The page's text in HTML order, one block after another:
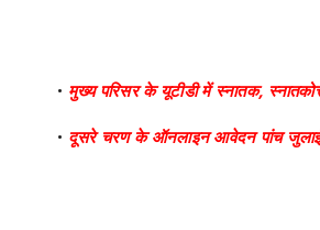
• मुख्य परिसर के यूटीडी में स्नातक,
• दूसरे चरण के ऑनलाइन आवेदन पांच